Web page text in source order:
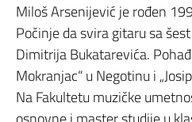
Miloš Arsenijević je rođen
Počinje da svira gitaru sa
Dimitrija Bukatarevića.
Mokranjac“ u Negotinu i
Na Fakultetu muzičke